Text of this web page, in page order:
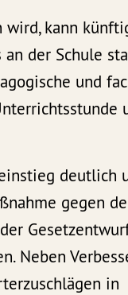
wird, kann
der Schule
und
deutlich
gegen
Neben
in